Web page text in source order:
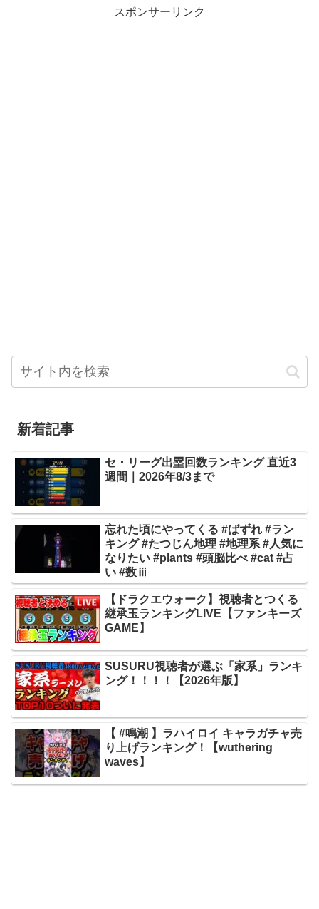
スポンサーリンク
新着記事
セ・リーグ出塁回数ランキング 直近3
週間｜2026年8/3まで
忘れた頃にやってくる #ばずれ #ラン
キング #たつじん地理 #地理系 #人気に
なりたい #plants #頭脳比べ #cat #占
い #数ⅲ
【ドラクエウォーク】視聴者とつくる
継承玉ランキングLIVE【ファンキーズ
GAME】
SUSURU視聴者が選ぶ「家系」ランキ
ング！！！！【2026年版】
【 #鳴潮 】ラハイロイ キャラガチャ売
り上げランキング！【wuthering
waves】